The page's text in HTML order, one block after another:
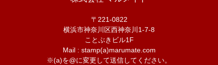
〒221-0822
横浜市神奈川区西神奈川1-7-8
ことぶきビル1F
Mail : stamp(a)marumate.com
※(a)を@に変更して送信してください。